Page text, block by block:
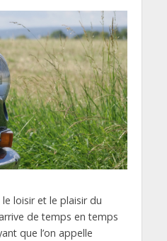
loisir et le plaisir du
de temps en temps
que l’on appelle